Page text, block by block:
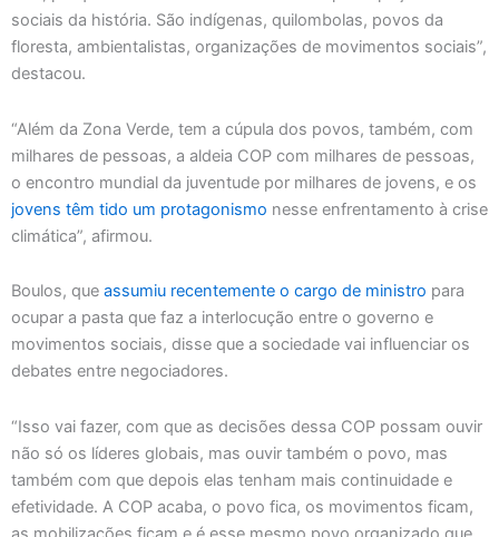
sociais da história. São indígenas, quilombolas, povos da
floresta, ambientalistas, organizações de movimentos sociais”,
destacou.
“Além da Zona Verde, tem a cúpula dos povos, também, com
milhares de pessoas, a aldeia COP com milhares de pessoas,
o encontro mundial da juventude por milhares de jovens, e os
jovens têm tido um protagonismo nesse enfrentamento à crise
climática”, afirmou.
Boulos, que assumiu recentemente o cargo de ministro para
ocupar a pasta que faz a interlocução entre o governo e
movimentos sociais, disse que a sociedade vai influenciar os
debates entre negociadores.
“Isso vai fazer, com que as decisões dessa COP possam ouvir
não só os líderes globais, mas ouvir também o povo, mas
também com que depois elas tenham mais continuidade e
efetividade. A COP acaba, o povo fica, os movimentos ficam,